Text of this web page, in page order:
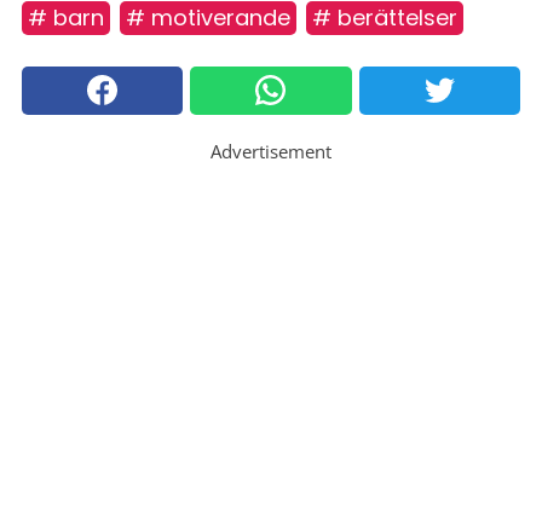
# barn # motiverande # berättelser
Advertisement